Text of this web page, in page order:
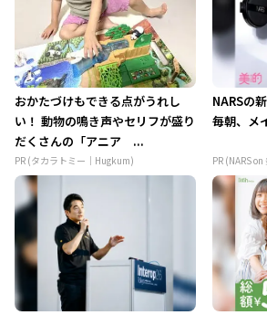
おかたづけもできる点がうれし
い！ 動物の鳴き声やセリフが盛り
だくさんの「アニア ...
PR (タカラトミー｜Hugkum)
NARSの
毎朝、メ
PR (NARS